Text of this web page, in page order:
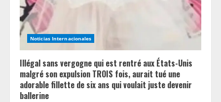
Noticias Internacionales
Illégal sans vergogne qui est rentré aux États-Unis
malgré son expulsion TROIS fois, aurait tué une
adorable fillette de six ans qui voulait juste devenir
ballerine